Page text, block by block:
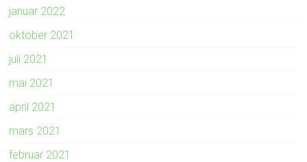
januar 2022
oktober 2021
juli 2021
mai 2021
april 2021
mars 2021
februar 2021